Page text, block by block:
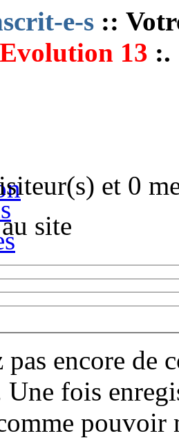
e-s ::
13 :.
et 0
site
pas encore de
Une fois